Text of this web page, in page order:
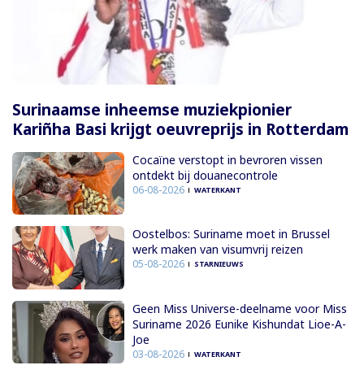
Surinaamse inheemse muziekpionier
Kariñha Basi krijgt oeuvreprijs in Rotterdam
Cocaïne verstopt in bevroren vissen
ontdekt bij douanecontrole
06-08-2026 WATERKANT
Oostelbos: Suriname moet in Brussel
werk maken van visumvrij reizen
05-08-2026 STARNIEUWS
Geen Miss Universe-deelname voor Miss
Suriname 2026 Eunike Kishundat Lioe-A-
Joe
03-08-2026 WATERKANT